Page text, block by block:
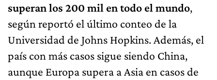
superan los 200 mil en todo el mundo,
según reportó el último conteo de la
Universidad de Johns Hopkins. Además, el
país con más casos sigue siendo China,
aunque Europa supera a Asia en casos de